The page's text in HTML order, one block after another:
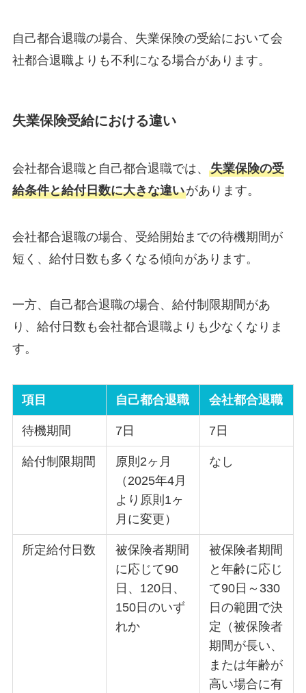
自己都合退職の場合、失業保険の受給において会
社都合退職よりも不利になる場合があります。
失業保険受給における違い
会社都合退職と自己都合退職では、 失業保険の受
給条件と給付日数に大きな違いがあります。
会社都合退職の場合、受給開始までの待機期間が
短く、給付日数も多くなる傾向があります。
一方、自己都合退職の場合、給付制限期間があ
り、給付日数も会社都合退職よりも少なくなりま
す。
項目 自己都合退職 会社都合退職
待機期間 7日 7日
給付制限期間
原則2ヶ月
（2025年4月
より原則1ヶ
月に変更）
なし
所定給付日数
被保険者期間
に応じて90
日、120日、
150日のいず
れか
被保険者期間
と年齢に応じ
て90日～330
日の範囲で決
定（被保険者
期間が長い、
または年齢が
高い場合に有